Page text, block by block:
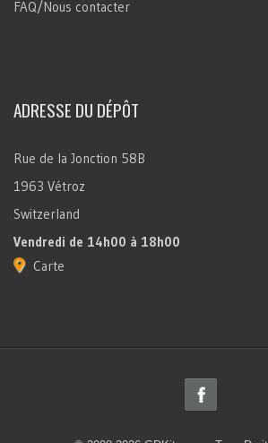
FAQ/Nous contacter
ADRESSE DU DÉPÔT
Rue de la Jonction 58B
1963 Vétroz
Switzerland
Vendredi de 14h00 à 18h00
Carte